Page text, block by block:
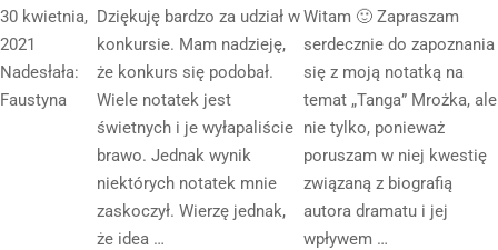
30 kwietnia,
2021
Nadesłała:
Faustyna
Dziękuję bardzo za udział w
konkursie. Mam nadzieję,
że konkurs się podobał.
Wiele notatek jest
świetnych i je wyłapaliście
brawo. Jednak wynik
niektórych notatek mnie
zaskoczył. Wierzę jednak,
że idea …
Witam 🙂 Zapraszam
serdecznie do zapoznania
się z moją notatką na
temat „Tanga” Mrożka, ale
nie tylko, ponieważ
poruszam w niej kwestię
związaną z biografią
autora dramatu i jej
wpływem …